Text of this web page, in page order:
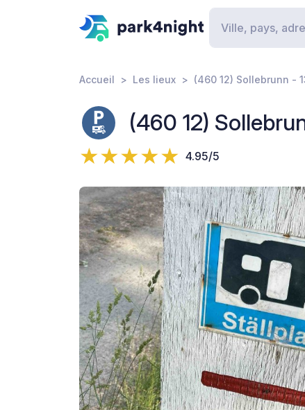
Accueil Les lieux (460 12) Sollebrunn -
(460 12)
4.95/5